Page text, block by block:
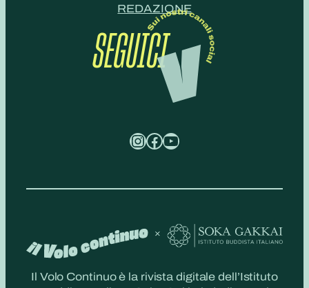
REDAZIONE
SEGUICI
InstagramFacebook YouTube
Il Volo Continuo è la rivista digitale dell’Istituto